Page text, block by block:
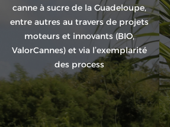
canne à sucre de la Guadeloupe,
entre autres au travers de projets
moteurs et innovants (BIO,
ValorCannes) et via l’exemplarité
des process